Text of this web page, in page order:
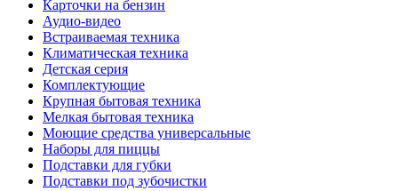
Карточки на бензин
Аудио-видео
Встраиваемая техника
Климатическая техника
Детская серия
Комплектующие
Крупная бытовая техника
Мелкая бытовая техника
Моющие средства универсальные
Наборы для пиццы
Подставки для губки
Подставки под зубочистки